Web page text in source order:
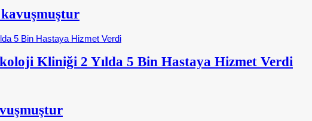
Kliniği 2 Yılda 5 Bin Hastaya Hizmet Verdi